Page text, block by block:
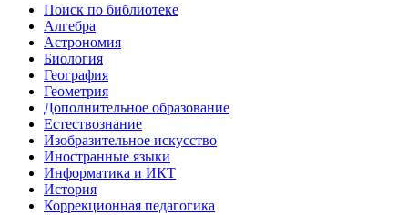
Поиск по библиотеке
Алгебра
Астрономия
Биология
География
Геометрия
Дополнительное образование
Естествознание
Изобразительное искусство
Иностранные языки
Информатика и ИКТ
История
Коррекционная педагогика